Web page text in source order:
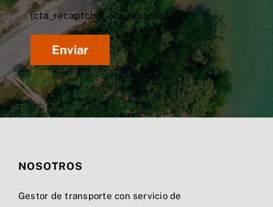
[cta_recaptcha* cta_recaptcha]
NOSOTROS
Gestor de transporte con servicio de